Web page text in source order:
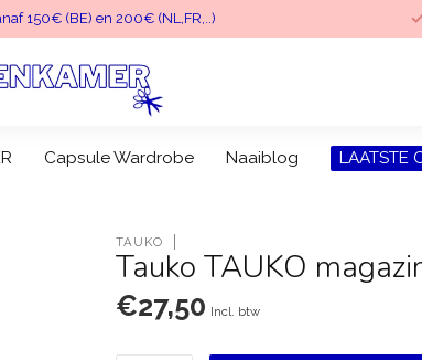
150€ (BE) en 200€ (NL,FR,..)
Capsule Wardrobe Naaiblog LAATSTE
TAUKO
Tauko TAUKO
€27,50 Incl. btw